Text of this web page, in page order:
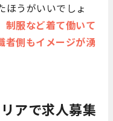
ほうがいいでしょ
制服など着て働いて
者側もイメージが湧
アで求人募集